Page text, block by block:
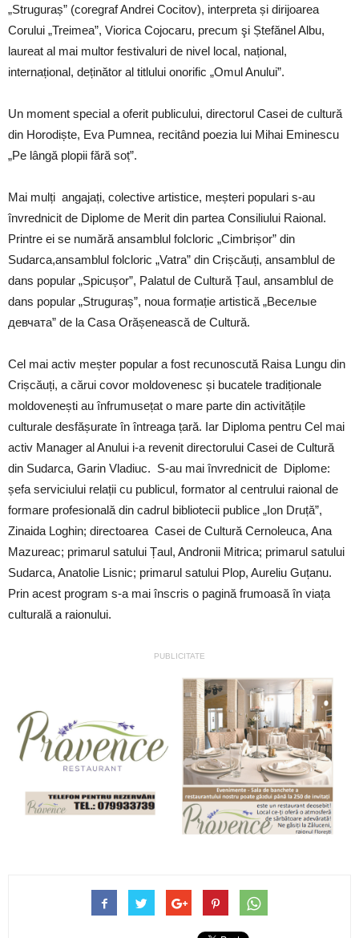
„Struguraș” (coregraf Andrei Cocitov), interpreta și dirijoarea
Corului „Treimea”, Viorica Cojocaru, precum şi Ștefănel Albu,
laureat al mai multor festivaluri de nivel local, național,
internațional, deținător al titlului onorific „Omul Anului”.
Un moment special a oferit publicului, directorul Casei de cultură
din Horodiște, Eva Pumnea, recitând poezia lui Mihai Eminescu
„Pe lângă plopii fără soț”.
Mai mulți angajați, colective artistice, meșteri populari s-au
învrednicit de Diplome de Merit din partea Consiliului Raional.
Printre ei se numără ansamblul folcloric „Cimbrișor” din
Sudarca,ansamblul folcloric „Vatra” din Crișcăuți, ansamblul de
dans popular „Spicușor”, Palatul de Cultură Țaul, ansamblul de
dans popular „Struguraș”, noua formație artistică „Веселые
девчатa” de la Casa Orășenească de Cultură.
Cel mai activ meșter popular a fost recunoscută Raisa Lungu din
Crișcăuți, a cărui covor moldovenesc și bucatele tradiționale
moldovenești au înfrumusețat o mare parte din activitățile
culturale desfășurate în întreaga țară. Iar Diploma pentru Cel mai
activ Manager al Anului i-a revenit directorului Casei de Cultură
din Sudarca, Garin Vladiuc. S-au mai învrednicit de Diplome:
șefa serviciului relații cu publicul, formator al centrului raional de
formare profesională din cadrul bibliotecii publice „Ion Druță”,
Zinaida Loghin; directoarea Casei de Cultură Cernoleuca, Ana
Mazureac; primarul satului Țaul, Andronii Mitrica; primarul satului
Sudarca, Anatolie Lisnic; primarul satului Plop, Aureliu Guțanu.
Prin acest program s-a mai înscris o pagină frumoasă în viața
culturală a raionului.
PUBLICITATE